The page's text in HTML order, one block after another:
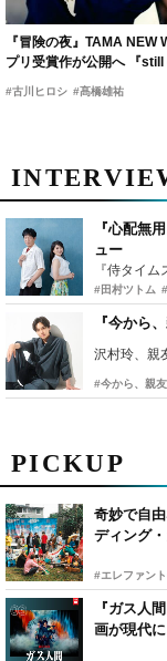
PICKUP
奇妙で自
ディング
#エレファン
『ガス人
画が現代
『冒険の夜』TAMA NEW
プリ受賞作が公開へ 『
時上映決定
#古川ヒロシ #髙橋雄祐
『心配無
ュー
#田村ツトム
『今から
沢村玲、親
#今から、親友